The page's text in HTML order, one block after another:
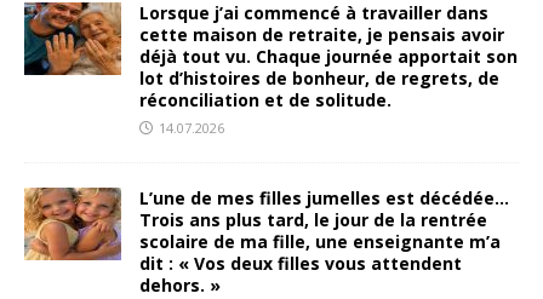
Lorsque j’ai commencé à travailler dans
cette maison de retraite, je pensais avoir
déjà tout vu. Chaque journée apportait son
lot d’histoires de bonheur, de regrets, de
réconciliation et de solitude.
14.07.2026
L’une de mes filles jumelles est décédée…
Trois ans plus tard, le jour de la rentrée
scolaire de ma fille, une enseignante m’a
dit : « Vos deux filles vous attendent
dehors. »